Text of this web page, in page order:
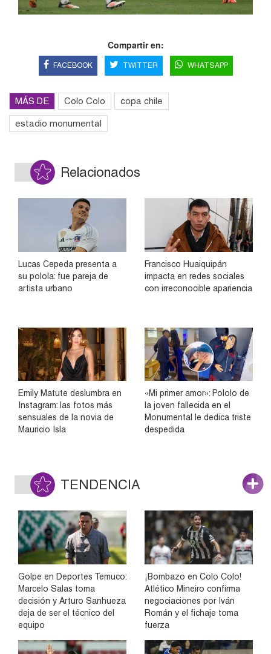
Compartir en:
FACEBOOK TWITTER WHATSAPP
MÁS DE Colo Colo copa chile
estadio monumental
Relacionados
Lucas Cepeda presenta a
su polola: fue pareja de
artista urbano
Francisco Huaiquipán
impacta en redes sociales
con irreconocible apariencia
Emily Matute deslumbra en
Instagram: las fotos más
sensuales de la novia de
Mauricio Isla
«Mi primer amor»: Pololo de
la joven fallecida en el
Monumental le dedica triste
despedida
TENDENCIA
Golpe en Deportes Temuco:
Marcelo Salas toma
decisión y Arturo Sanhueza
deja de ser el técnico del
equipo
¡Bombazo en Colo Colo!
Atlético Mineiro confirma
negociaciones por Iván
Román y el fichaje toma
fuerza